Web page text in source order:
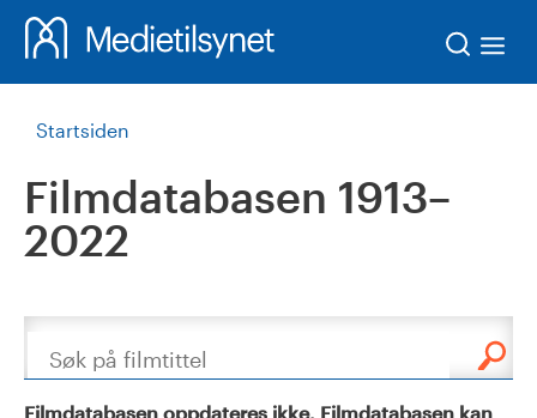
Startsiden
Filmdatabasen 1913–
2022
Søk
Filmdatabasen oppdateres ikke. Filmdatabasen kan